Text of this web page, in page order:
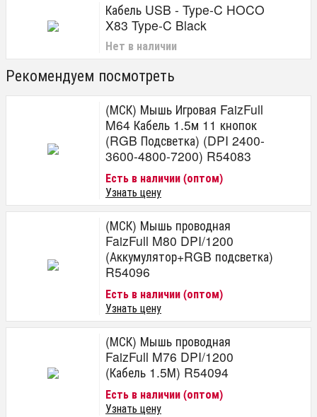
Кабель USB - Type-C HOCO
X83 Type-C Black
Нет в наличии
Рекомендуем посмотреть
(МСК) Мышь Игровая FaizFull
M64 Кабель 1.5м 11 кнопок
(RGB Подсветка) (DPI 2400-
3600-4800-7200) R54083
Есть в наличии (оптом)
Узнать цену
(МСК) Мышь проводная
FaizFull M80 DPI/1200
(Аккумулятор+RGB подсветка)
R54096
Есть в наличии (оптом)
Узнать цену
(МСК) Мышь проводная
FaizFull M76 DPI/1200
(Кабель 1.5М) R54094
Есть в наличии (оптом)
Узнать цену